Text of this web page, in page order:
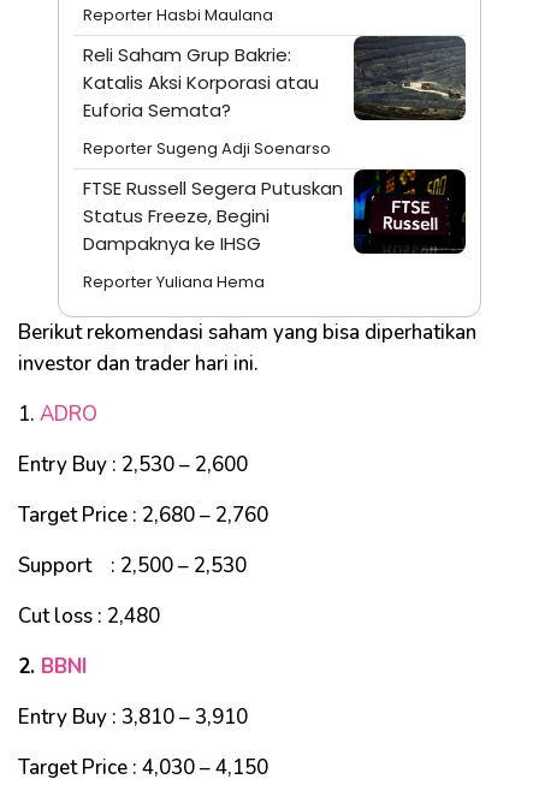
Reporter Hasbi Maulana
Reli Saham Grup Bakrie:
Katalis Aksi Korporasi atau
Euforia Semata?
Reporter Sugeng Adji Soenarso
FTSE Russell Segera Putuskan
Status Freeze, Begini
Dampaknya ke IHSG
Reporter Yuliana Hema
Berikut rekomendasi saham yang bisa diperhatikan
investor dan trader hari ini.
1. ADRO
Entry Buy : 2,530 – 2,600
Target Price : 2,680 – 2,760
Support : 2,500 – 2,530
Cut loss : 2,480
2. BBNI
Entry Buy : 3,810 – 3,910
Target Price : 4,030 – 4,150